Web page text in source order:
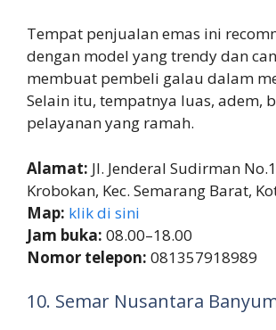
Tempat penjualan emas ini
dengan model yang trendy dan
membuat pembeli galau dalam
Selain itu, tempatnya luas, adem,
pelayanan yang ramah.
Alamat: Jl. Jenderal Sudirman
Krobokan, Kec. Semarang Barat,
Map: klik di sini
Jam buka: 08.00–18.00
Nomor telepon: 081357918989
10. Semar Nusantara